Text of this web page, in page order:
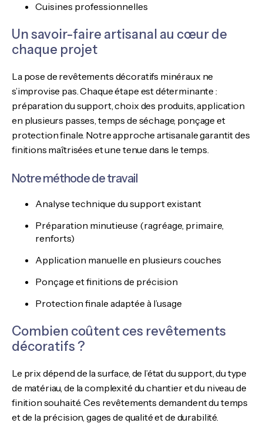
Cuisines professionnelles
Un savoir-faire artisanal au cœur de
chaque projet
La pose de revêtements décoratifs minéraux ne
s’improvise pas. Chaque étape est déterminante :
préparation du support, choix des produits, application
en plusieurs passes, temps de séchage, ponçage et
protection finale. Notre approche artisanale garantit des
finitions maîtrisées et une tenue dans le temps.
Notre méthode de travail
Analyse technique du support existant
Préparation minutieuse (ragréage, primaire,
renforts)
Application manuelle en plusieurs couches
Ponçage et finitions de précision
Protection finale adaptée à l’usage
Combien coûtent ces revêtements
décoratifs ?
Le prix dépend de la surface, de l’état du support, du type
de matériau, de la complexité du chantier et du niveau de
finition souhaité. Ces revêtements demandent du temps
et de la précision, gages de qualité et de durabilité.